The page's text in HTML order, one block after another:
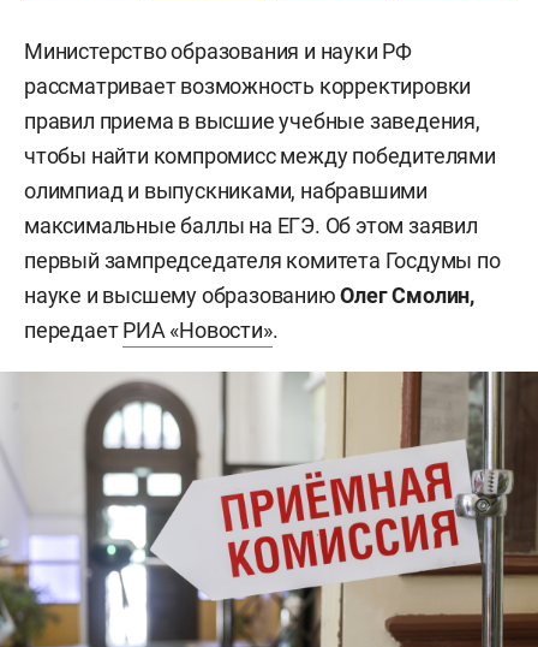
Министерство образования и науки РФ
рассматривает возможность корректировки
правил приема в высшие учебные заведения,
чтобы найти компромисс между победителями
олимпиад и выпускниками, набравшими
максимальные баллы на ЕГЭ. Об этом заявил
первый зампредседателя комитета Госдумы по
науке и высшему образованиюОлег Смолин,
передаетРИА «Новости».